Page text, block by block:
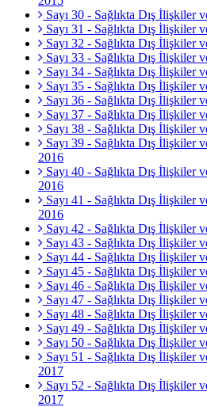
Sayı 30 - Sağlıkta Dış
Sayı 31 - Sağlıkta Dış
Sayı 32 - Sağlıkta Dış İlişkiler
Sayı 33 - Sağlıkta Dış İlişkiler
Sayı 34 - Sağlıkta Dış
Sayı 35 - Sağlıkta Dış İlişkiler
Sayı 36 - Sağlıkta Dış
Sayı 37 - Sağlıkta Dış
Sayı 38 - Sağlıkta Dış İlişkiler
Sayı 39 - Sağlıkta Dış İlişkiler
2016
Sayı 40 - Sağlıkta Dış İlişkiler
2016
Sayı 41 - Sağlıkta Dış İlişkiler
2016
Sayı 42 - Sağlıkta Dış
Sayı 43 - Sağlıkta Dış
Sayı 44 - Sağlıkta Dış İlişkiler
Sayı 45 - Sağlıkta Dış İlişkiler
Sayı 46 - Sağlıkta Dış
Sayı 47 - Sağlıkta Dış İlişkiler
Sayı 48 - Sağlıkta Dış
Sayı 49 - Sağlıkta Dış
Sayı 50 - Sağlıkta Dış İlişkiler
Sayı 51 - Sağlıkta Dış İlişkiler
2017
Sayı 52 - Sağlıkta Dış İlişkiler
2017